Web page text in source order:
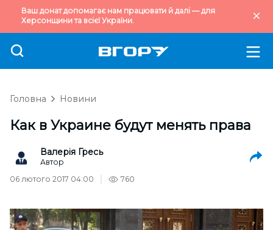
Ваш донат допомагає нам працювати й далі — для
Херсонщини та всієї України.
Головна Новини
Как в Украине будут менять права
Валерія Гресь
Автор
06 лютого 2017 04:00
760